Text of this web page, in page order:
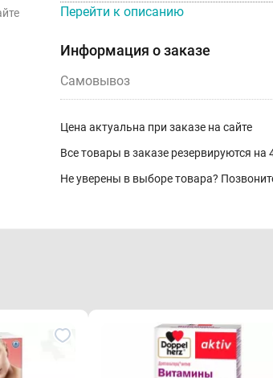
Перейти к описанию
Информация о заказе
Самовывоз
Цена актуальна при заказе на сайте
Все товары в заказе резервируются на
Не уверены в выборе товара?